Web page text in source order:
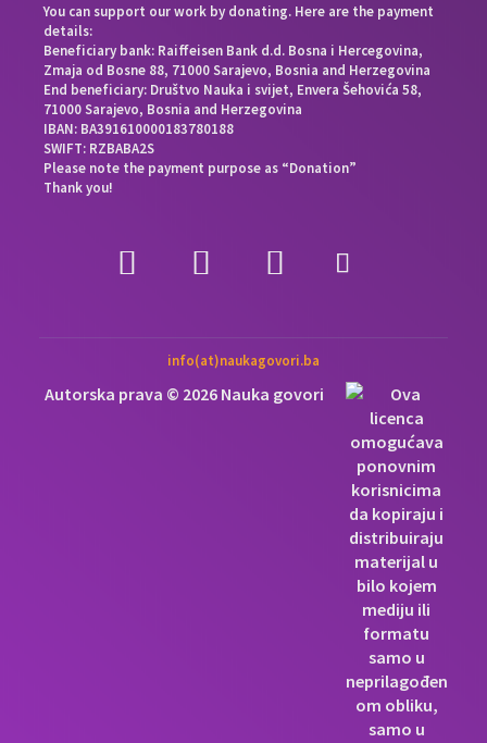
You can support our work by donating. Here are the payment
details:
Beneficiary bank: Raiffeisen Bank d.d. Bosna i Hercegovina,
Zmaja od Bosne 88, 71000 Sarajevo, Bosnia and Herzegovina
End beneficiary: Društvo Nauka i svijet, Envera Šehovića 58,
71000 Sarajevo, Bosnia and Herzegovina
IBAN: BA391610000183780188
SWIFT: RZBABA2S
Please note the payment purpose as “Donation”
Thank you!
info(at)naukagovori.ba
Autorska prava © 2026 Nauka govori